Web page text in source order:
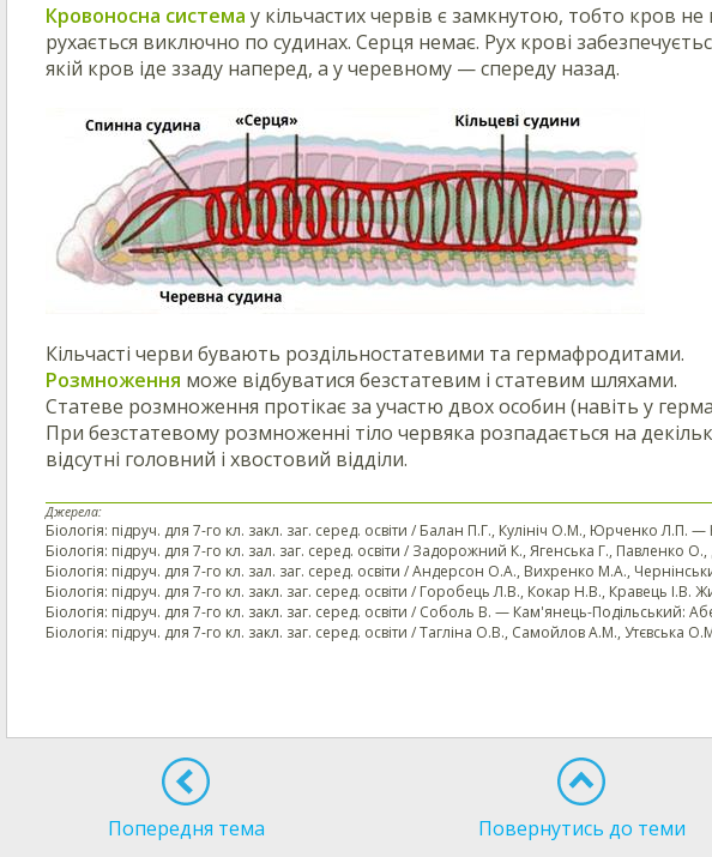
Кровоносна система у кільчастих червів є замкнутою, тобто кров
рухається виключно по судинах. Серця немає. Рух крові
якій кров іде ззаду наперед, а у черевному — спереду назад.
Кільчасті черви бувають роздільностатевими та гермафродитами.
Розмноження може відбуватися безстатевим і статевим шляхами.
Статеве розмноження протікає за участю двох особин (навіть у
При безстатевому розмноженні тіло червяка розпадається на
відсутні головний і хвостовий відділи.
Джерела:
Біологія: підруч. для 7-го кл. закл. заг. серед. освіти / Балан П.Г., Кулініч О.М., Юрченко Л.П. —
Біологія: підруч. для 7-го кл. зал. заг. серед. освіти / Задорожний К., Ягенська Г., Павленко
Біологія: підруч. для 7-го кл. зал. заг. серед. освіти / Андерсон О.А., Вихренко М.А.,
Біологія: підруч. для 7-го кл. закл. заг. серед. освіти / Горобець Л.В., Кокар Н.В., Кравець
Біологія: підруч. для 7-го кл. закл. заг. серед. освіти / Соболь В. — Кам'янець-Подільський:
Біологія: підруч. для 7-го кл. закл. заг. серед. освіти / Тагліна О.В., Самойлов А.М., Утєвська
Попередня тема Повернутись до теми